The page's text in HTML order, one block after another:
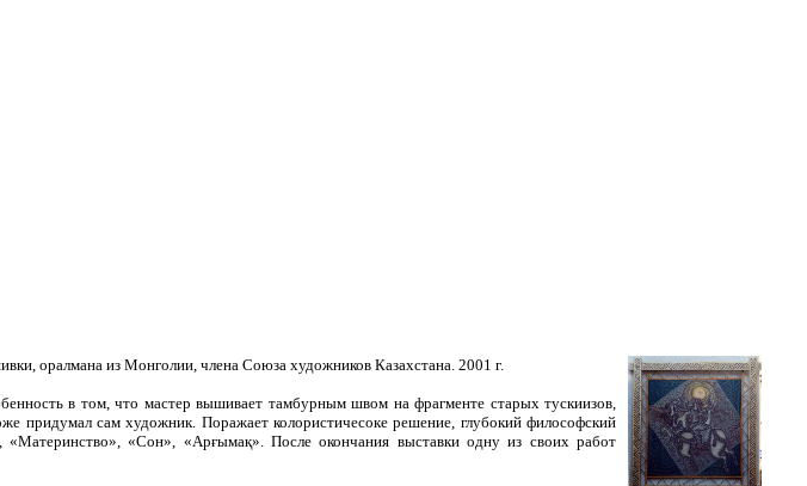
оралмана из Монголии,члена Союза художников Казахстана. 2001 г.
в том, что мастер вышивает тамбурным швом на фрагменте старых тускиизов,
придумал сам художник. Поражает колористичесоке решение, глубокий философский
«Сон», «Арғымақ». После окончания выставки одну из своих работ